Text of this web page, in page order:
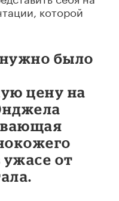
которой
нужно было
цену на
от